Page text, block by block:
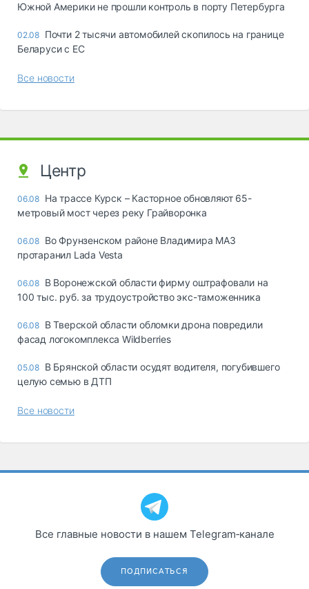
Южной Америки не прошли контроль в порту Петербурга
02.08 Почти 2 тысячи автомобилей скопилось на границе
Беларуси с ЕС
Все новости
Центр
06.08 На трассе Курск – Касторное обновляют 65-
метровый мост через реку Грайворонка
06.08 Во Фрунзенском районе Владимира МАЗ
протаранил Lada Vesta
06.08 В Воронежской области фирму оштрафовали на
100 тыс. руб. за трудоустройство экс-таможенника
06.08 В Тверской области обломки дрона повредили
фасад логокомплекса Wildberries
05.08 В Брянской области осудят водителя, погубившего
целую семью в ДТП
Все новости
Все главные новости в нашем Telegram‑канале
ПОДПИСАТЬСЯ